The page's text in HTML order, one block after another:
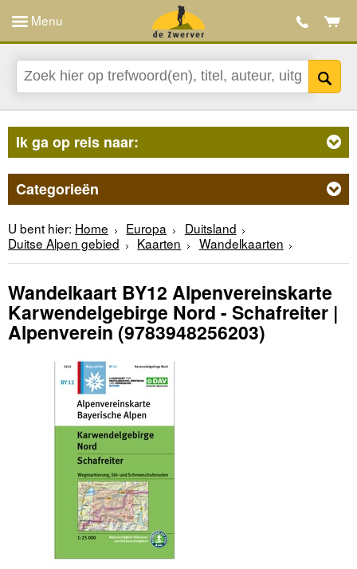
Menu
Ik ga op reis naar:
Categorieën
U bent hier: Home Europa
Duitsland
Duitse Alpen gebied
Kaarten Wandelkaarten
Wandelkaart BY12 Alpenvereinskarte
Karwendelgebirge Nord - Schafreiter |
Alpenverein (9783948256203)